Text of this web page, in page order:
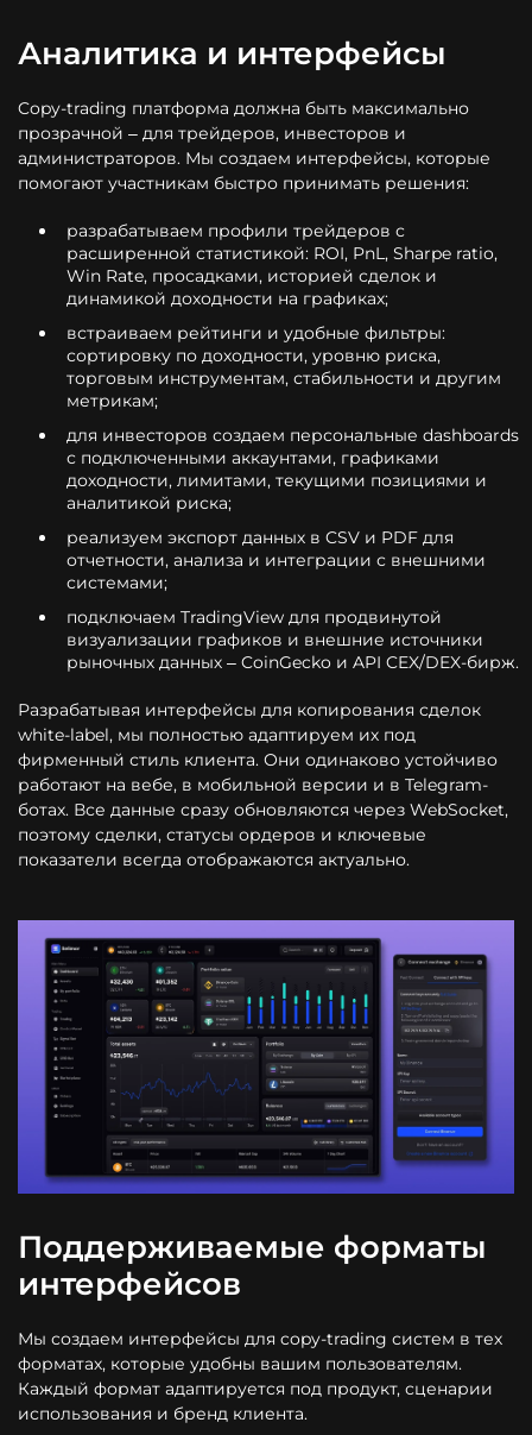
Аналитика и интерфейсы
Copy-trading платформа должна быть максимально
прозрачной – для трейдеров, инвесторов и
администраторов. Мы создаем интерфейсы, которые
помогают участникам быстро принимать решения:
разрабатываем профили трейдеров с
расширенной статистикой: ROI, PnL, Sharpe ratio,
Win Rate, просадками, историей сделок и
динамикой доходности на графиках;
встраиваем рейтинги и удобные фильтры:
сортировку по доходности, уровню риска,
торговым инструментам, стабильности и другим
метрикам;
для инвесторов создаем персональные dashboards
с подключенными аккаунтами, графиками
доходности, лимитами, текущими позициями и
аналитикой риска;
реализуем экспорт данных в CSV и PDF для
отчетности, анализа и интеграции с внешними
системами;
подключаем TradingView для продвинутой
визуализации графиков и внешние источники
рыночных данных – CoinGecko и API CEX/DEX-бирж.
Разрабатывая интерфейсы для копирования сделок
white-label, мы полностью адаптируем их под
фирменный стиль клиента. Они одинаково устойчиво
работают на вебе, в мобильной версии и в Telegram-
ботах. Все данные сразу обновляются через WebSocket,
поэтому сделки, статусы ордеров и ключевые
показатели всегда отображаются актуально.
Поддерживаемые форматы
интерфейсов
Мы создаем интерфейсы для copy-trading систем в тех
форматах, которые удобны вашим пользователям.
Каждый формат адаптируется под продукт, сценарии
использования и бренд клиента.